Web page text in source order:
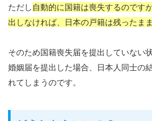
ただし 自動的に国籍は喪失するのです
出しなければ、日本の戸籍は残ったま
そのため国籍喪失届を提出していない
婚姻届を提出した場合、日本人同士の
れてしまうのです。